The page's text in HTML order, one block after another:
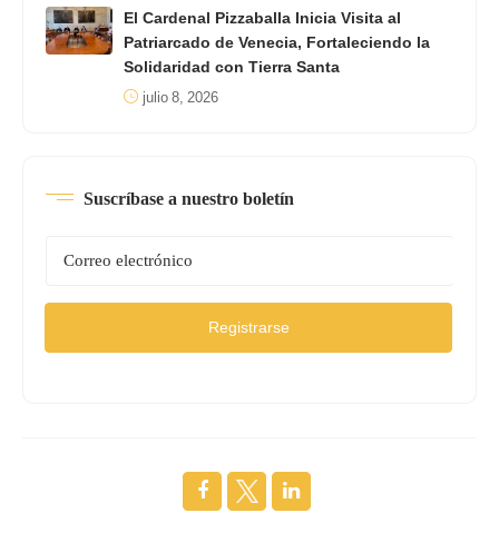
El Cardenal Pizzaballa Inicia Visita al
Patriarcado de Venecia, Fortaleciendo la
Solidaridad con Tierra Santa
julio 8, 2026
Suscríbase a nuestro boletín
Registrarse